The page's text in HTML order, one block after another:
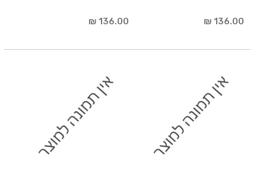
136.00 ₪
136.00 ₪